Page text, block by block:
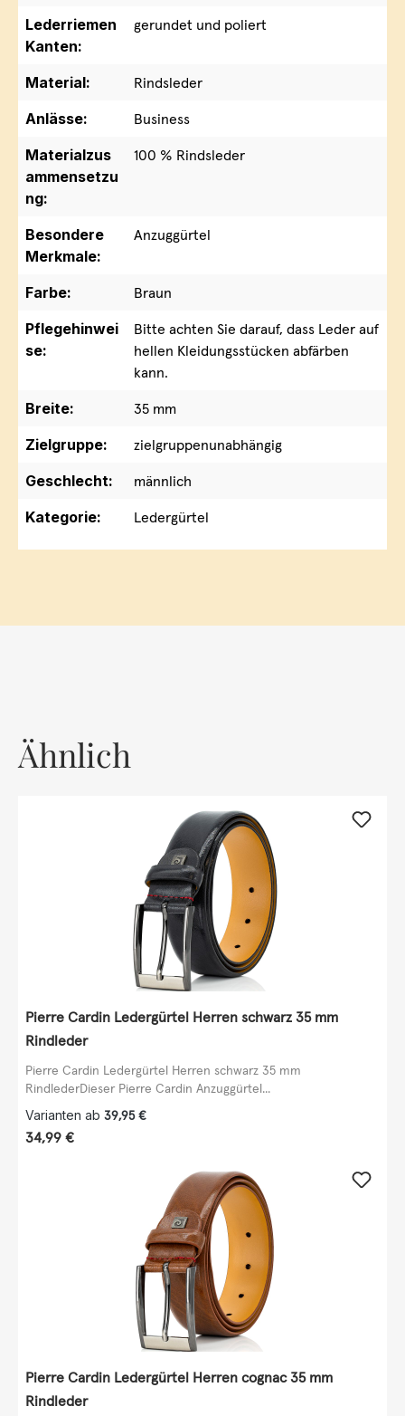
Lederriemen
Kanten:
gerundet und poliert
Material:
Rindsleder
Anlässe:
Business
Materialzus
ammensetzu
ng:
100 % Rindsleder
Besondere
Merkmale:
Anzuggürtel
Farbe:
Braun
Pflegehinwei
se:
Bitte achten Sie darauf, dass Leder auf
hellen Kleidungsstücken abfärben
kann.
Breite:
35 mm
Zielgruppe:
zielgruppenunabhängig
Geschlecht:
männlich
Kategorie:
Ledergürtel
Ähnlich
Pierre Cardin Ledergürtel Herren schwarz 35 mm
Rindleder
Pierre Cardin Ledergürtel Herren schwarz 35 mm
RindlederDieser Pierre Cardin Anzuggürtel...
Varianten ab 39,95 €
Regulärer Preis:
34,99 €
Pierre Cardin Ledergürtel Herren cognac 35 mm
Rindleder